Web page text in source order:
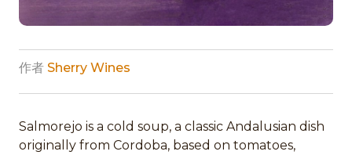
作者 Sherry Wines
Salmorejo is a cold soup, a classic Andalusian dish
originally from Cordoba, based on tomatoes,